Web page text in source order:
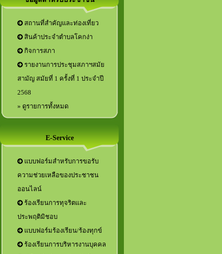
สถานที่สำคัญและท่องเที่ยว
สินค้าประจำตำบลโคกง่า
กิจการสภา
รายงานการประชุมสภาฯสมัย
สามัญ สมัยที่ 1 ครั้งที่ 1 ประจำปี
2568
» ดูรายการทั้งหมด
E-Service
แบบฟอร์มสำหรับการขอรับ
ความช่วยเหลือของประชาชน
ออนไลน์
ร้องเรียนการทุจริตและ
ประพฤติมิชอบ
แบบฟอร์มร้องเรียน/ร้องทุกข์
ร้องเรียนการบริหารงานบุคคล